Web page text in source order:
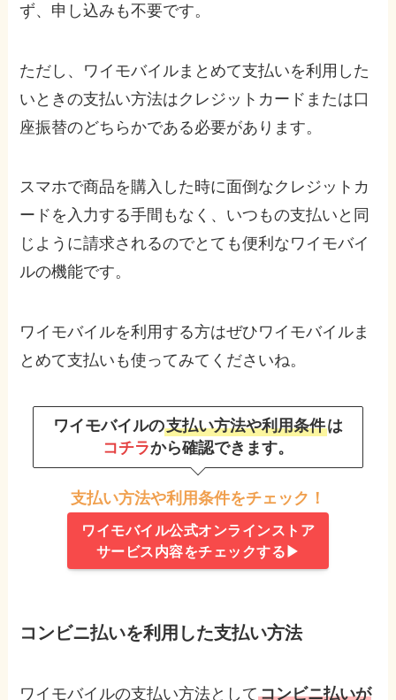
ず、申し込みも不要です。
ただし、ワイモバイルまとめて支払いを利用した
いときの支払い方法はクレジットカードまたは口
座振替のどちらかである必要があります。
スマホで商品を購入した時に面倒なクレジットカ
ードを入力する手間もなく、いつもの支払いと同
じように請求されるのでとても便利なワイモバイ
ルの機能です。
ワイモバイルを利用する方はぜひワイモバイルま
とめて支払いも使ってみてくださいね。
ワイモバイルの支払い方法や利用条件は
コチラから確認できます。
支払い方法や利用条件をチェック！
ワイモバイル公式オンラインストア
サービス内容をチェックする▶
コンビニ払いを利用した支払い方法
ワイモバイルの支払い方法としてコンビニ払いが